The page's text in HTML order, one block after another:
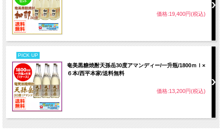
価格:19,400円(税込)
PICK UP
奄美黒糖焼酎天孫岳30度アマンディー/一升瓶/1800ｍｌ×
６本/西平本家/送料無料
価格:13,200円(税込)